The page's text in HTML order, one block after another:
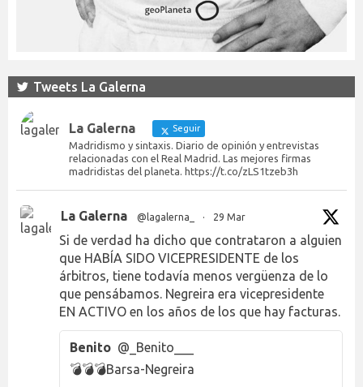
Tweets La Galerna
La Galerna Seguir
Madridismo y sintaxis. Diario de opinión y entrevistas
relacionadas con el Real Madrid. Las mejores firmas
madridistas del planeta. https://t.co/zLS1tzeb3h
La Galerna @lagalerna_ · 29 Mar
Si de verdad ha dicho que contrataron a alguien
que HABÍA SIDO VICEPRESIDENTE de los
árbitros, tiene todavía menos vergüenza de lo
que pensábamos. Negreira era vicepresidente
EN ACTIVO en los años de los que hay facturas.
Benito @_Benito___
💣💣💣Barsa-Negreira